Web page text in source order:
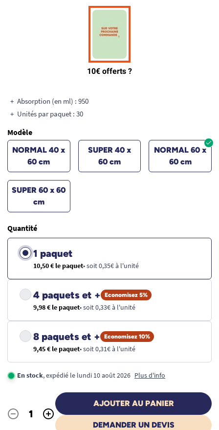
Absorption (en ml) : 950
Unités par paquet : 30
Modèle
NORMAL 40 x
60 cm
SUPER 40 x
60 cm
NORMAL 60 x
60 cm
SUPER 60 x 60
cm
Quantité
1 paquet
10,50 € le paquet• soit 0,35€ à l'unité
4 paquets et + Economisez 5%
9,98 € le paquet• soit 0,33€ à l'unité
8 paquets et + Economisez 10%
9,45 € le paquet• soit 0,31€ à l'unité
En stock, expédié le lundi 10 août 2026 Plus d'info
Quantité
- +
AJOUTER AU PANIER
DEMANDER UN DEVIS